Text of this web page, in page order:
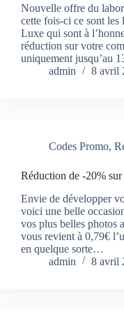
Nouvelle offre du
cette fois-ci ce sont
Luxe qui sont à
réduction sur votre
uniquement jusqu’au
admin
8 avril
Codes Promo,
Réduction de -20%
Envie de développer
voici une belle
vos plus belles photos
vous revient à 0,79€
en quelque sorte…
admin
8 avril